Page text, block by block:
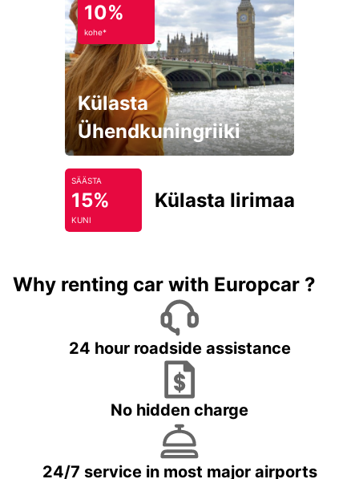
10%
kohe*
Külasta
Ühendkuningriiki
SÄÄSTA
15%
KUNI
Külasta Iirimaad
Why renting car with Europcar ?
24 hour roadside assistance
No hidden charge
24/7 service in most major airports